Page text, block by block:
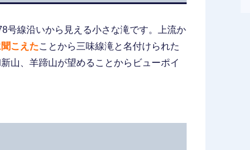
号線沿いから見える小さな滝です。上流か
こえたことから三味線滝と名付けられた
山、羊蹄山が望めることからビューポイ